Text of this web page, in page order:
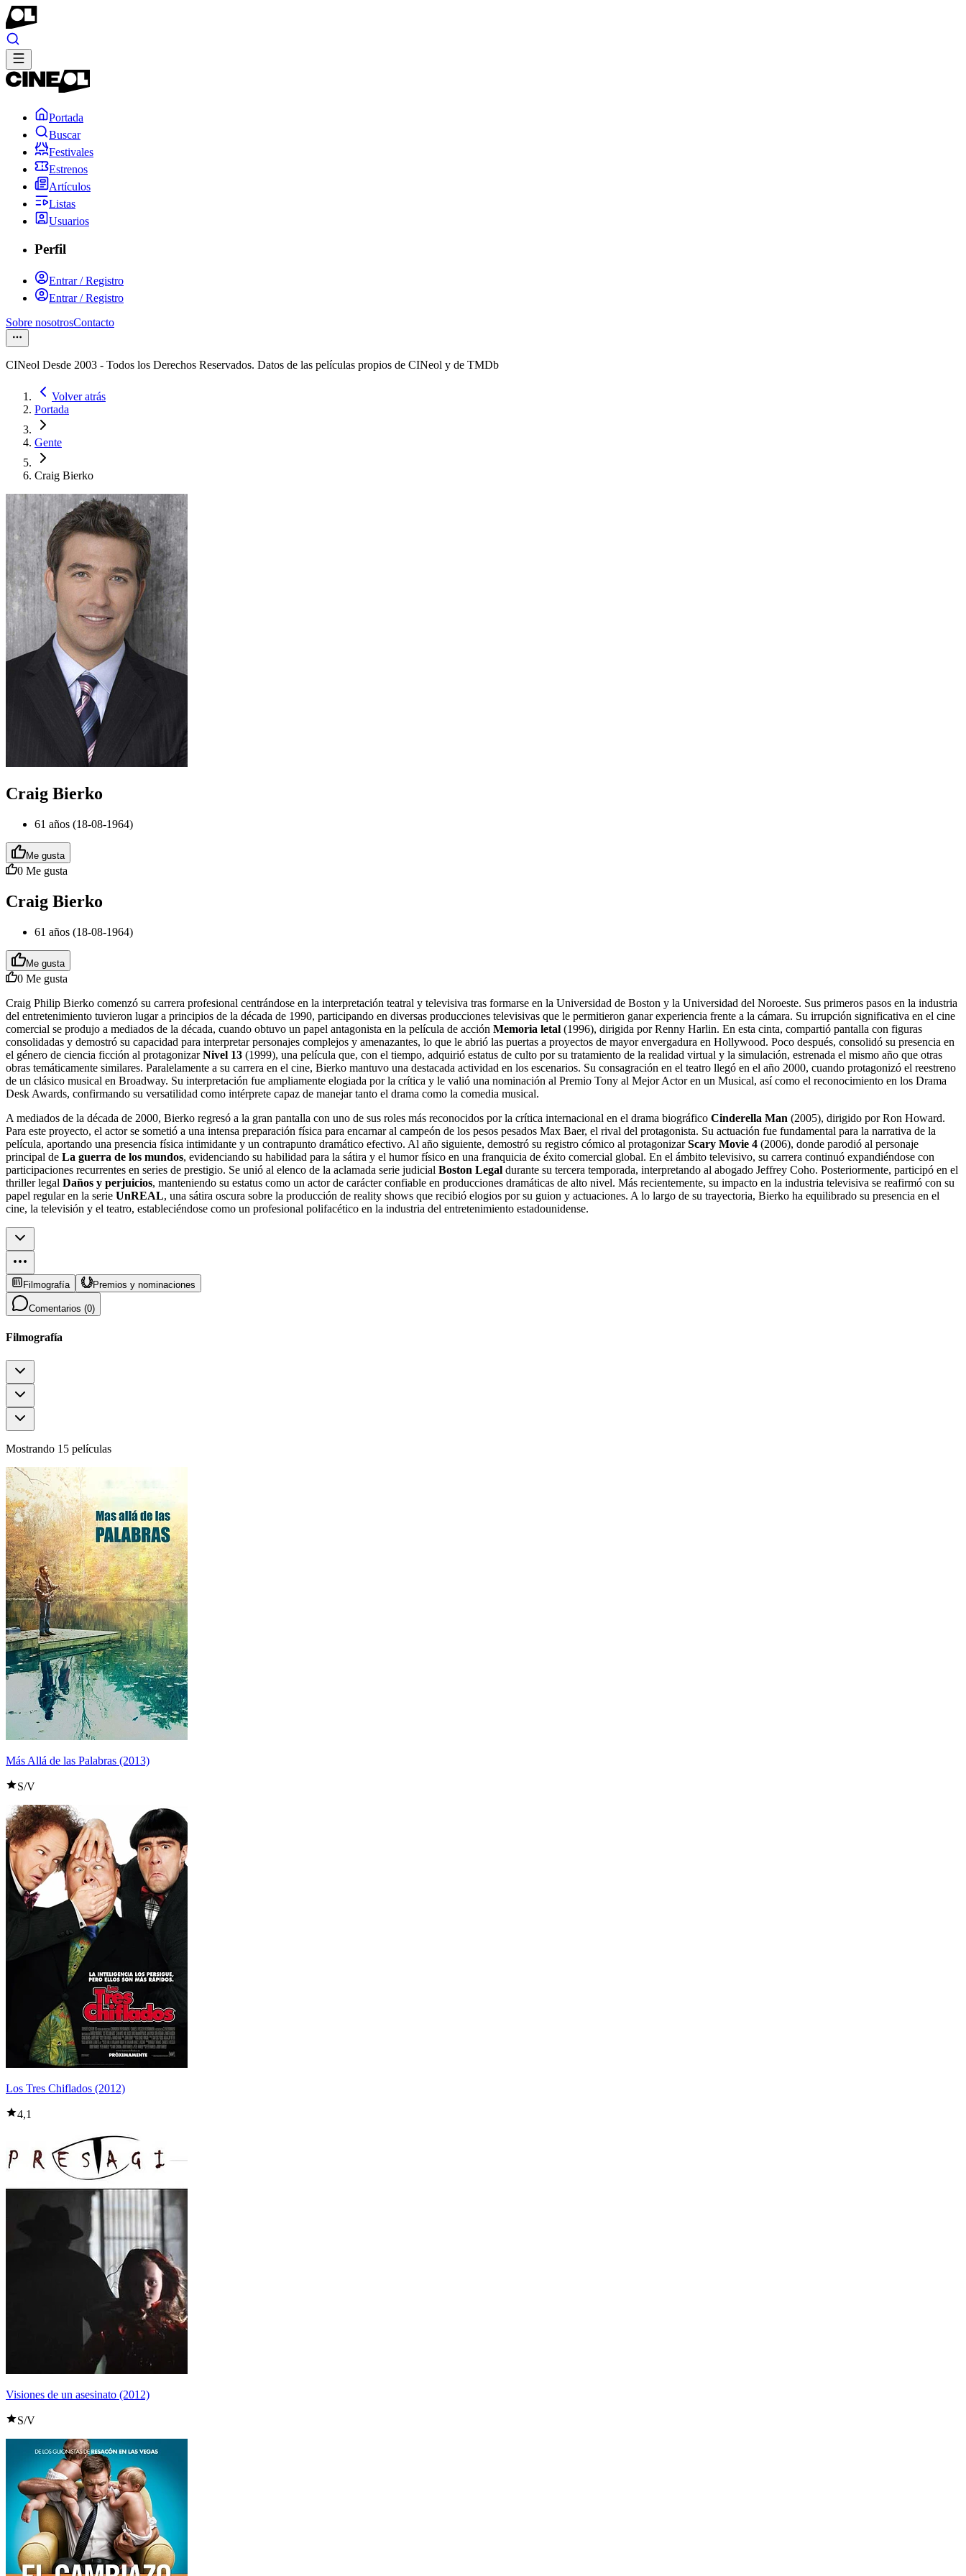
Portada
Buscar
Festivales
Estrenos
Artículos
Listas
Usuarios
Perfil
Entrar / Registro
Entrar / Registro
Sobre nosotrosContacto
CINeol Desde 2003 - Todos los Derechos Reservados. Datos de las películas propios de CINeol y de TMDb
Volver atrás
Portada
Gente
Craig Bierko
Craig Bierko
61 años (18-08-1964)
Me gusta
0 Me gusta
Craig Bierko
61 años (18-08-1964)
Me gusta
0 Me gusta
Craig Philip Bierko comenzó su carrera profesional centrándose en la interpretación teatral y televisiva tras formarse en la Universidad de Boston y la Universidad del Noroeste. Sus primeros pasos en la industria
del entretenimiento tuvieron lugar a principios de la década de 1990, participando en diversas producciones televisivas que le permitieron ganar experiencia frente a la cámara. Su irrupción significativa en el cine
comercial se produjo a mediados de la década, cuando obtuvo un papel antagonista en la película de acción Memoria letal (1996), dirigida por Renny Harlin. En esta cinta, compartió pantalla con figuras
consolidadas y demostró su capacidad para interpretar personajes complejos y amenazantes, lo que le abrió las puertas a proyectos de mayor envergadura en Hollywood. Poco después, consolidó su presencia en
el género de ciencia ficción al protagonizarNivel 13 (1999), una película que, con el tiempo, adquirió estatus de culto por su tratamiento de la realidad virtual y la simulación, estrenada el mismo año que otras
obras temáticamente similares. Paralelamente a su carrera en el cine, Bierko mantuvo una destacada actividad en los escenarios. Su consagración en el teatro llegó en el año 2000, cuando protagonizó el reestreno
de un clásico musical en Broadway. Su interpretación fue ampliamente elogiada por la crítica y le valió una nominación al Premio Tony al Mejor Actor en un Musical, así como el reconocimiento en los Drama
Desk Awards, confirmando su versatilidad como intérprete capaz de manejar tanto el drama como la comedia musical.
A mediados de la década de 2000, Bierko regresó a la gran pantalla con uno de sus roles más reconocidos por la crítica internacional en el drama biográfico Cinderella Man (2005), dirigido por Ron Howard.
Para este proyecto, el actor se sometió a una intensa preparación física para encarnar al campeón de los pesos pesados Max Baer, el rival del protagonista. Su actuación fue fundamental para la narrativa de la
película, aportando una presencia física intimidante y un contrapunto dramático efectivo. Al año siguiente, demostró su registro cómico al protagonizarScary Movie 4 (2006), donde parodió al personaje
principal de La guerra de los mundos, evidenciando su habilidad para la sátira y el humor físico en una franquicia de éxito comercial global. En el ámbito televisivo, su carrera continuó expandiéndose con
participaciones recurrentes en series de prestigio. Se unió al elenco de la aclamada serie judicial Boston Legal durante su tercera temporada, interpretando al abogado Jeffrey Coho. Posteriormente, participó en el
thriller legal Daños y perjuicios, manteniendo su estatus como un actor de carácter confiable en producciones dramáticas de alto nivel. Más recientemente, su impacto en la industria televisiva se reafirmó con su
papel regular en la serie UnREAL, una sátira oscura sobre la producción de reality shows que recibió elogios por su guion y actuaciones. A lo largo de su trayectoria, Bierko ha equilibrado su presencia en el
cine, la televisión y el teatro, estableciéndose como un profesional polifacético en la industria del entretenimiento estadounidense.
Filmografía Premios y nominaciones
Comentarios (0)
Filmografía
Mostrando 15 películas
Más Allá de las Palabras (2013)
S/V
Los Tres Chiflados (2012)
4,1
Visiones de un asesinato (2012)
S/V